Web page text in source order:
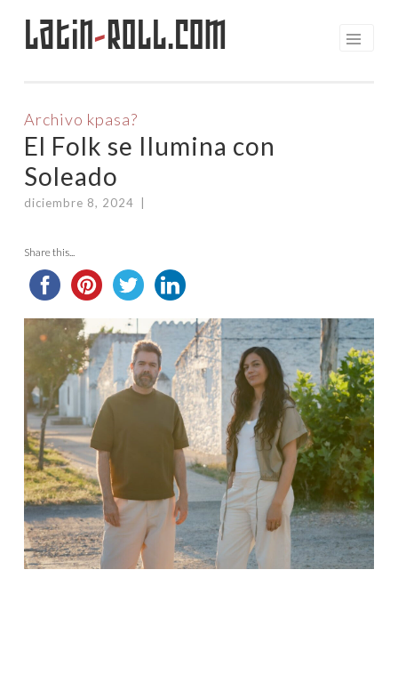
Saltar
Latin-Roll.com
Archivo kpasa?
El Folk se Ilumina con
Soleado
diciembre 8, 2024
Share this...